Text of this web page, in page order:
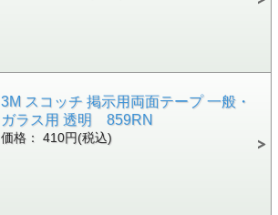
3M スコッチ 掲示用両面テープ 一般・
ガラス用 透明 859RN
価格： 410円(税込)